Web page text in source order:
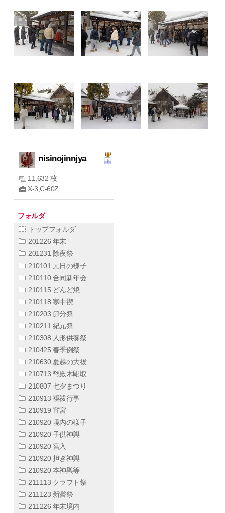
nisinojinnjya
11,632 枚
X-3,C-60Z
フォルダ
トップフォルダ
201226 年末
201231 除夜祭
210101 元日の様子
210110 合同新年会
210115 どんど焼
210118 寒中禊
210203 節分祭
210211 紀元祭
210308 人形供養祭
210425 春季例祭
210630 夏越の大祓
210713 幣殿木彫取
210807 七夕まつり
210913 禊祓行事
210919 宵宮
210920 境内の様子
210920 子供神輿
210920 宮入
210920 担ぎ神輿
210920 本神輿等
211113 クラフト祭
211123 新嘗祭
211226 年末境内